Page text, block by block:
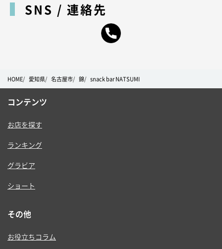
SNS / 連絡先
HOME 愛知県 名古屋市 錦 snack bar NATSUMI
コンテンツ
お店を探す
ランキング
グラビア
ショート
その他
お役立ちコラム